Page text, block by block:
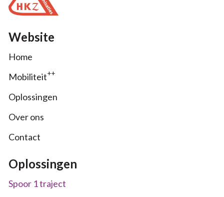
Website
Home
Mobiliteit++
Oplossingen
Over ons
Contact
Oplossingen
Spoor 1 traject